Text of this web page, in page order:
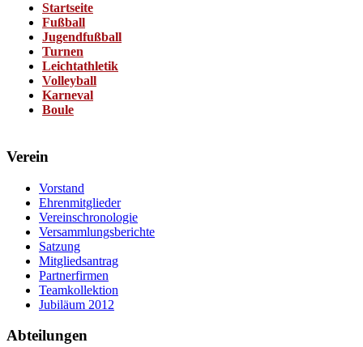
Startseite
Fußball
Jugendfußball
Turnen
Leichtathletik
Volleyball
Karneval
Boule
Verein
Vorstand
Ehrenmitglieder
Vereinschronologie
Versammlungsberichte
Satzung
Mitgliedsantrag
Partnerfirmen
Teamkollektion
Jubiläum 2012
Abteilungen